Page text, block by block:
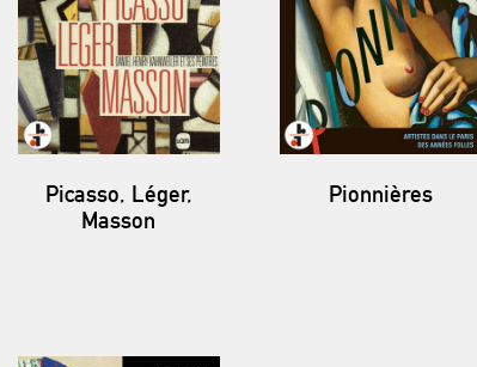
Picasso, Léger,
Masson
Pionnières